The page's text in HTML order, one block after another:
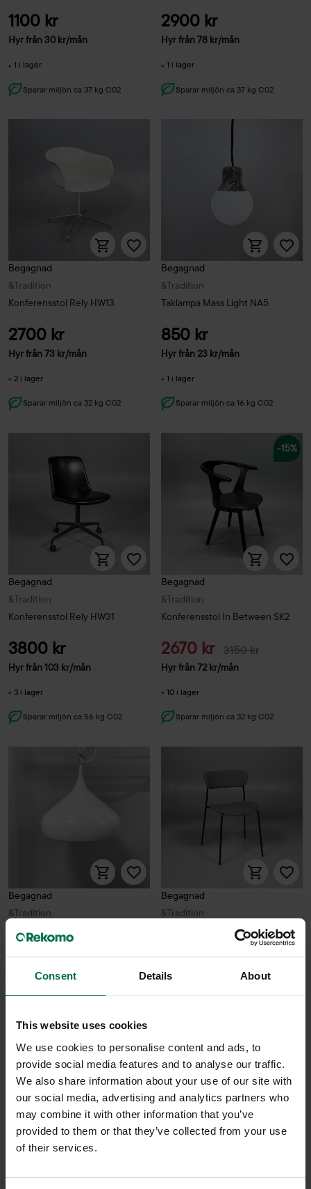
Consent Details About
This website uses cookies
We use cookies to personalise content and ads, to
provide social media features and to analyse our traffic.
We also share information about your use of our site with
our social media, advertising and analytics partners who
may combine it with other information that you’ve
provided to them or that they’ve collected from your use
of their services.
1100 kr
Hyr från30kr/mån
1 i lager
Sparar miljön ca 37 kg C02
2900 kr
Hyr från78 kr/mån
1 i lager
Sparar miljön ca 37 kg C02
&Tradition
Begagnad
Konferensstol Rely HW13
2700 kr
Hyr från73 kr/mån
2 i lager
Sparar miljön ca 32 kg C02
&Tradition
Begagnad
Taklampa Mass Light NA5
850 kr
Hyr från23 kr/mån
1 i lager
Sparar miljön ca 16 kg C02
&Tradition
Begagnad
Konferensstol Rely HW31
3800 kr
Hyr från103 kr/mån
3 i lager
Sparar miljön ca 56 kg C02
-15%
&Tradition
Begagnad
Konferensstol In Between SK2
2670 kr 3150 kr
Hyr från72 kr/mån
10 i lager
Sparar miljön ca 32 kg C02
&Tradition
Begagnad
Taklampa Spinning BH2
1300 kr
Hyr från35kr/mån
Sparar miljön ca 16 kg C02
&Tradition
Begagnad
Konferensstol Pavilion AV12
2600 kr
Hyr från